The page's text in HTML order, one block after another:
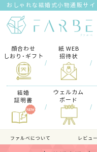
おしゃれな結婚式小物通販サイ
顔合わせ
しおり･ギフト
/
紙 WEB
招待状
/
結婚
証明書
/
ウェルカム
ボード
/
ファルべについて レビュ